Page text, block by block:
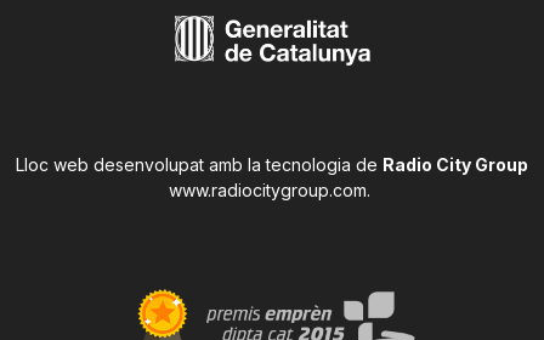
Lloc web desenvolupat amb la tecnologia de Radio City Group
www.radiocitygroup.com.